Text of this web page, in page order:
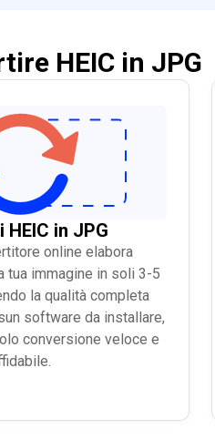
HEIC in JPG
HEIC in JPG
online elabora
tua immagine in soli 3-5
la qualità completa
software da installare,
conversione veloce e